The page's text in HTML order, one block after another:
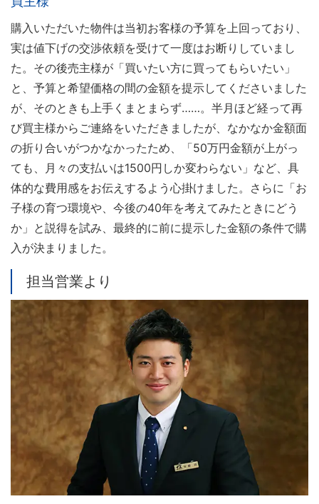
購入いただいた物件は当初お客様の予算を上回っており、
実は値下げの交渉依頼を受けて一度はお断りしていまし
た。その後売主様が「買いたい方に買ってもらいたい」
と、予算と希望価格の間の金額を提示してくださいました
が、そのときも上手くまとまらず……。半月ほど経って再
び買主様からご連絡をいただきましたが、なかなか金額面
の折り合いがつかなかったため、「50万円金額が上がっ
ても、月々の支払いは1500円しか変わらない」など、具
体的な費用感をお伝えするよう心掛けました。さらに「お
子様の育つ環境や、今後の40年を考えてみたときにどう
か」と説得を試み、最終的に前に提示した金額の条件で購
入が決まりました。
担当営業より